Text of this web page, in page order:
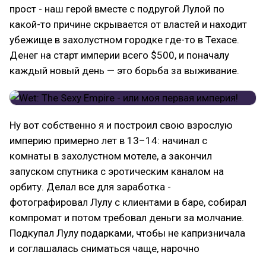
прост - наш герой вместе с подругой Лулой по
какой-то причине скрывается от властей и находит
убежище в захолустном городке где-то в Техасе.
Денег на старт империи всего $500, и поначалу
каждый новый день — это борьба за выживание.
Ну вот собственно я и построил свою взрослую
империю примерно лет в 13–14: начинал с
комнаты в захолустном мотеле, а закончил
запуском спутника с эротическим каналом на
орбиту. Делал все для заработка -
фотографировал Лулу с клиентами в баре, собирал
компромат и потом требовал деньги за молчание.
Подкупал Лулу подарками, чтобы не капризничала
и соглашалась сниматься чаще, нарочно